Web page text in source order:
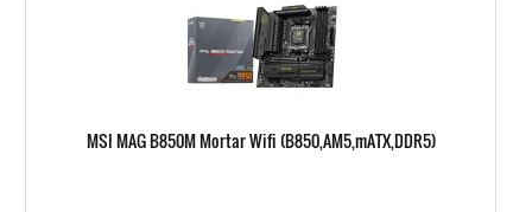
MSI MAG B850M Mortar Wifi (B850,AM5,mATX,DDR5)